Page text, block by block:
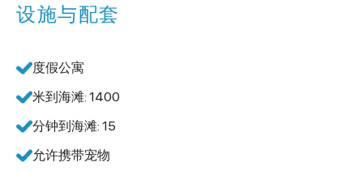
设施与配套
度假公寓
米到海滩: 1400
分钟到海滩: 15
允许携带宠物